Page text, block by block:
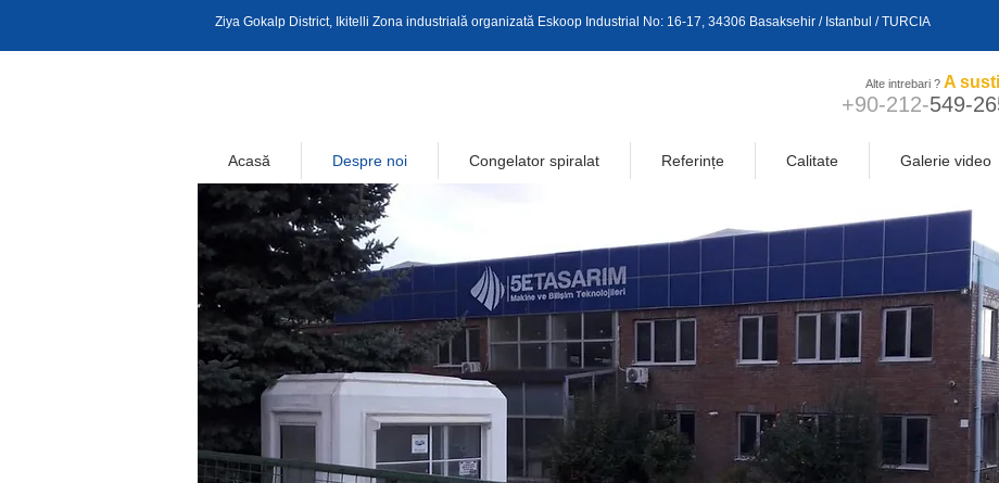
Ziya Gokalp District, Ikitelli Zona industrială organizată Eskoop Industrial No: 16-17, 34306 Basaksehir / Istanbul / TURCIA
Alte intrebari ? A
+90-212-549-
Acasă Despre noi Congelator spiralat Referințe Calitate Galerie video